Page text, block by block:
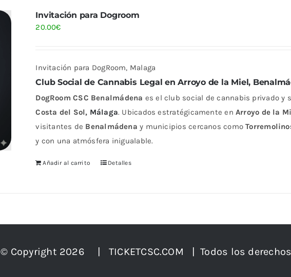
Invitación para Dogroom
20.00€
Invitación para DogRoom, Malaga
Club Social de Cannabis Legal enArroyo de la Miel,
DogRoom CSC Benalmádena es el club social de cannabis privado y
Costa del Sol, Málaga. Ubicados estratégicamente en Arroyo de la
visitantes de Benalmádena y municipios cercanos como
y con una atmósfera inigualable.
Añadir al carrito Detalles
© Copyright 2026 | TICKETCSC.COM | Todos los